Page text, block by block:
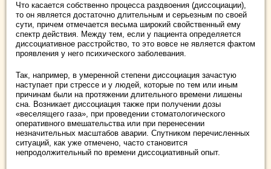
Что касается собственно процесса раздвоения (диссоциации),
то он является достаточно длительным и серьезным по своей
сути, причем отмечается весьма широкий свойственный ему
спектр действия. Между тем, если у пациента определяется
диссоциативное расстройство, то это вовсе не является фактом
проявления у него психического заболевания.
Так, например, в умеренной степени диссоциация зачастую
наступает при стрессе и у людей, которые по тем или иным
причинам были на протяжении длительного времени лишены
сна. Возникает диссоциация также при получении дозы
«веселящего газа», при проведении стоматологического
оперативного вмешательства или при перенесении
незначительных масштабов аварии. Спутником перечисленных
ситуаций, как уже отмечено, часто становится
непродолжительный по времени диссоциативный опыт.